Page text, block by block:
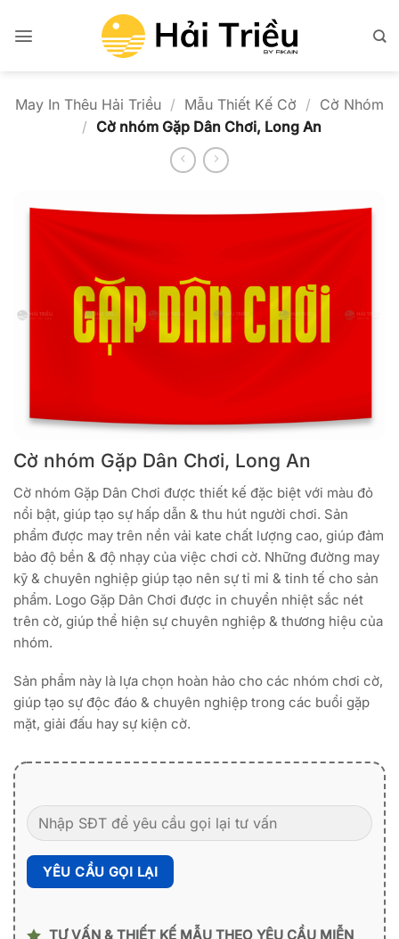
qua
May In Thêu Hải Triều / Mẫu Thiết Kế Cờ / Cờ Nhóm
/ Cờ nhóm Gặp Dân Chơi, Long An
Cờ nhóm Gặp Dân Chơi, Long An
Cờ nhóm Gặp Dân Chơi được thiết kế đặc biệt với màu đỏ
nổi bật, giúp tạo sự hấp dẫn & thu hút người chơi. Sản
phẩm được may trên nền vải kate chất lượng cao, giúp đảm
bảo độ bền & độ nhạy của việc chơi cờ. Những đường may
kỹ & chuyên nghiệp giúp tạo nên sự tỉ mỉ & tinh tế cho sản
phẩm. Logo Gặp Dân Chơi được in chuyển nhiệt sắc nét
trên cờ, giúp thể hiện sự chuyên nghiệp & thương hiệu của
nhóm.
Sản phẩm này là lựa chọn hoàn hảo cho các nhóm chơi cờ,
giúp tạo sự độc đáo & chuyên nghiệp trong các buổi gặp
mặt, giải đấu hay sự kiện cờ.
TƯ VẤN & THIẾT KẾ MẪU THEO YÊU CẦU MIỄN